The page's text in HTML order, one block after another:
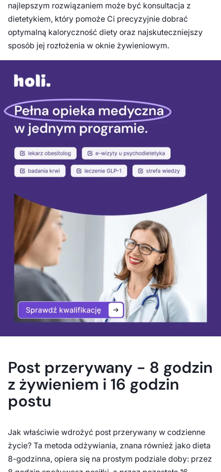
najlepszym rozwiązaniem może być konsultacja z
dietetykiem, który pomoże Ci precyzyjnie dobrać
optymalną kaloryczność diety oraz najskuteczniejszy
sposób jej rozłożenia w oknie żywieniowym.
Post przerywany - 8 godzin
z żywieniem i 16 godzin
postu
Jak właściwie wdrożyć post przerywany w codzienne
życie? Ta metoda odżywiania, znana również jako dieta
8-godzinna, opiera się na prostym podziale doby: przez